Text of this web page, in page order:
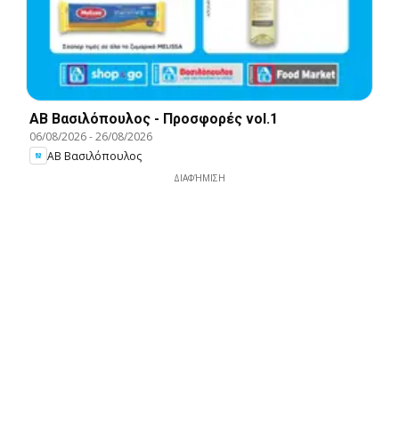
ΑΒ Βασιλόπουλος - Προσφορές vol.1
06/08/2026-26/08/2026
ΑΒ Βασιλόπουλος
ΔΙΑΦΉΜΙΣΗ